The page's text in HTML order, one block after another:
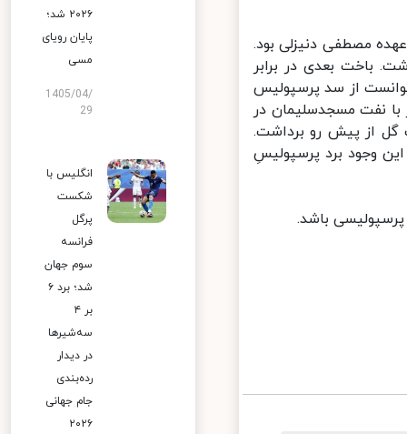
مصطفی دنیزلی بود.
داشت. باخت بعدی در برابر
از سد پرسپولیس
نفت مسجدسلیمان در
از پیش رو برداشت.
وجود برد پرسپولیسِ
باشد.
۲۰۲۶ شد؛
پایان رویای
مسی
1405/04/
29
انگلیس با
شکست
پرگل
فرانسه
سوم جهان
شد؛ برد ۶
بر ۴
سه‌شیرها
در دیدار
رده‌بندی
جام جهانی
۲۰۲۶